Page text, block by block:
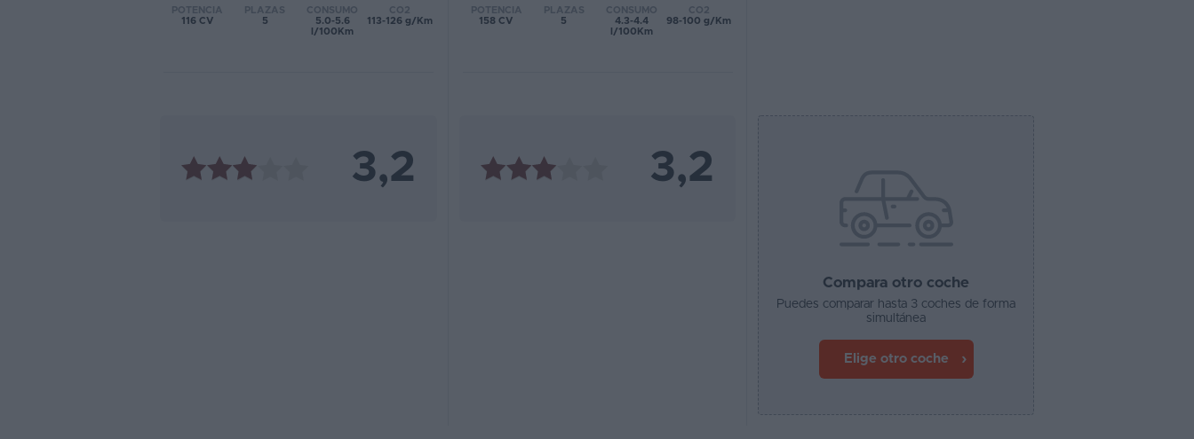
POTENCIA
116 CV
PLAZAS
5
CONSUMO
5.0-5.6
l/100Km
CO2
113-126 g/Km
POTENCIA
158 CV
PLAZAS
5
CONSUMO
4.3-4.4
l/100Km
CO2
98-100 g/Km
3,2 3,2
Compara otro coche
Puedes comparar hasta 3 coches de forma
simultánea
Elige otro coche